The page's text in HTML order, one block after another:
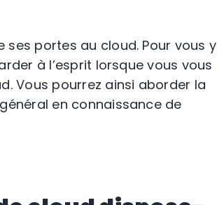
portes au cloud. Pour vous y
à l’esprit lorsque vous vous
Vous pourrez ainsi aborder la
en connaissance de